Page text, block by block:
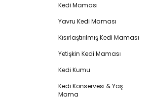
Kedi Maması
Yavru Kedi Maması
Kısırlaştırılmış Kedi Maması
Yetişkin Kedi Maması
Kedi Kumu
Kedi Konservesi & Yaş
Mama